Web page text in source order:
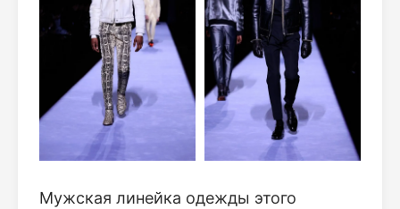
Мужская линейка одежды этого